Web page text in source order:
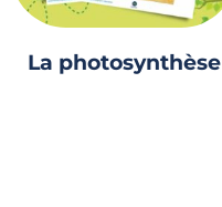
La photosynthèse